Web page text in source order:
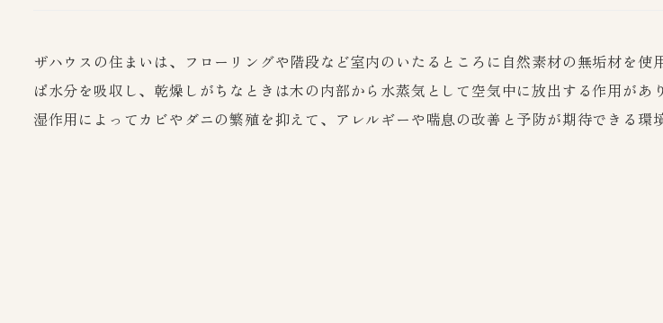
ザハウスの住まいは、フローリングや階段など室内のいたるところに自然素材の無垢材を
ば水分を吸収し、乾燥しがちなときは木の内部から水蒸気として空気中に放出する作用が
湿作用によってカビやダニの繁殖を抑えて、アレルギーや喘息の改善と予防が期待できる環